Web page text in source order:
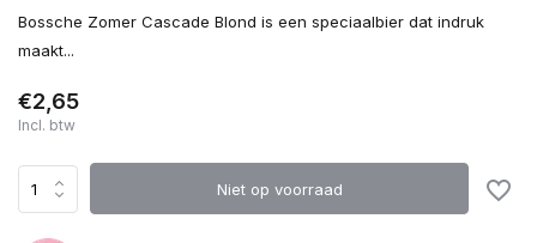
Bossche Zomer Cascade Blond is een speciaalbier dat indruk
maakt...
€2,65
Incl. btw
Niet op voorraad